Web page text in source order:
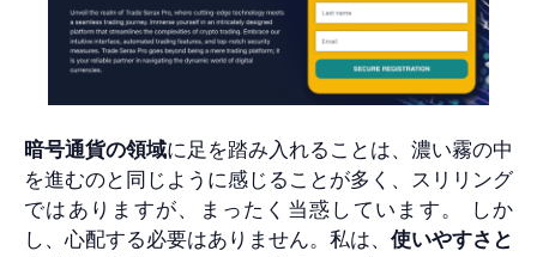
暗号通貨の領域に足を踏み入れることは、濃い霧の中
を進むのと同じように感じることが多く、スリリング
ではありますが、まったく当惑しています。 しか
し、心配する必要はありません。私は、 使いやすさと